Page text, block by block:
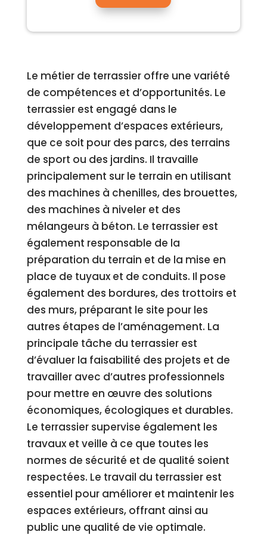
Le métier de terrassier offre une variété
de compétences et d’opportunités. Le
terrassier est engagé dans le
développement d’espaces extérieurs,
que ce soit pour des parcs, des terrains
de sport ou des jardins. Il travaille
principalement sur le terrain en utilisant
des machines à chenilles, des brouettes,
des machines à niveler et des
mélangeurs à béton. Le terrassier est
également responsable de la
préparation du terrain et de la mise en
place de tuyaux et de conduits. Il pose
également des bordures, des trottoirs et
des murs, préparant le site pour les
autres étapes de l’aménagement. La
principale tâche du terrassier est
d’évaluer la faisabilité des projets et de
travailler avec d’autres professionnels
pour mettre en œuvre des solutions
économiques, écologiques et durables.
Le terrassier supervise également les
travaux et veille à ce que toutes les
normes de sécurité et de qualité soient
respectées. Le travail du terrassier est
essentiel pour améliorer et maintenir les
espaces extérieurs, offrant ainsi au
public une qualité de vie optimale.